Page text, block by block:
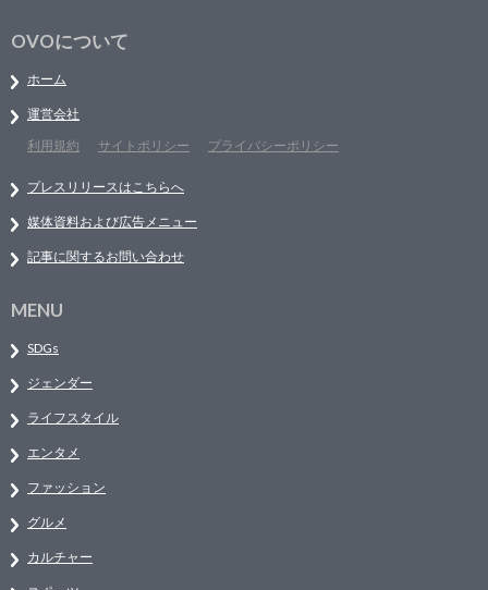
OVOについて
ホーム
運営会社
利用規約
サイトポリシー プライバシーポリシー
プレスリリースはこちらへ
媒体資料および広告メニュー
記事に関するお問い合わせ
MENU
SDGs
ジェンダー
ライフスタイル
エンタメ
ファッション
グルメ
カルチャー